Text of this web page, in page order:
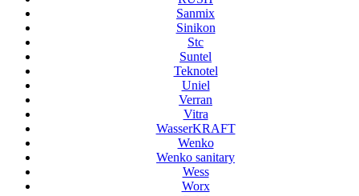
Sanmix
Sinikon
Stc
Suntel
Teknotel
Uniel
Verran
Vitra
WasserKRAFT
Wenko
Wenko sanitary
Wess
Worx